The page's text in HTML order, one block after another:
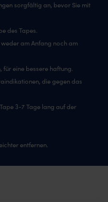
sorgfältig an, bevor Sie mit
des Tapes.
weder am Anfang noch am
für eine bessere haftung.
die gegen das
3-7 Tage lang auf der
entfernen.